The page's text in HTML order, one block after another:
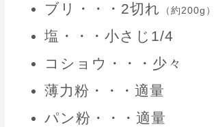
ブリ・・・2切れ （約200g）
塩・・・小さじ1/4
コショウ・・・少々
薄力粉・・・適量
パン粉・・・適量